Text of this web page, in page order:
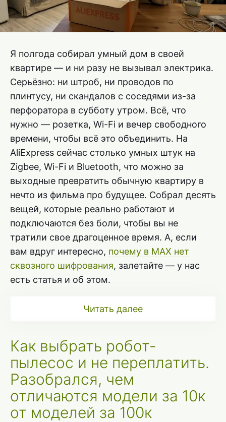
Я полгода собирал умный дом в своей
квартире — и ни разу не вызывал электрика.
Серьёзно: ни штроб, ни проводов по
плинтусу, ни скандалов с соседями из-за
перфоратора в субботу утром. Всё, что
нужно — розетка, Wi-Fi и вечер свободного
времени, чтобы всё это объединить. На
AliExpress сейчас столько умных штук на
Zigbee, Wi-Fi и Bluetooth, что можно за
выходные превратить обычную квартиру в
нечто из фильма про будущее. Собрал десять
вещей, которые реально работают и
подключаются без боли, чтобы вы не
тратили свое драгоценное время. А, если
вам вдруг интересно, почему в MAX нет
сквозного шифрования, залетайте — у нас
есть статья и об этом.
Читать далее
Как выбрать робот-
пылесос и не переплатить.
Разобрался, чем
отличаются модели за 10к
от моделей за 100к